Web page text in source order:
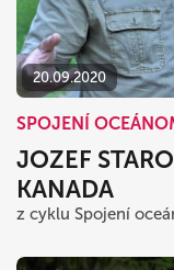
20.09.2020
SPOJENÍ
JOZEF
KANADA
z cyklu Spojení